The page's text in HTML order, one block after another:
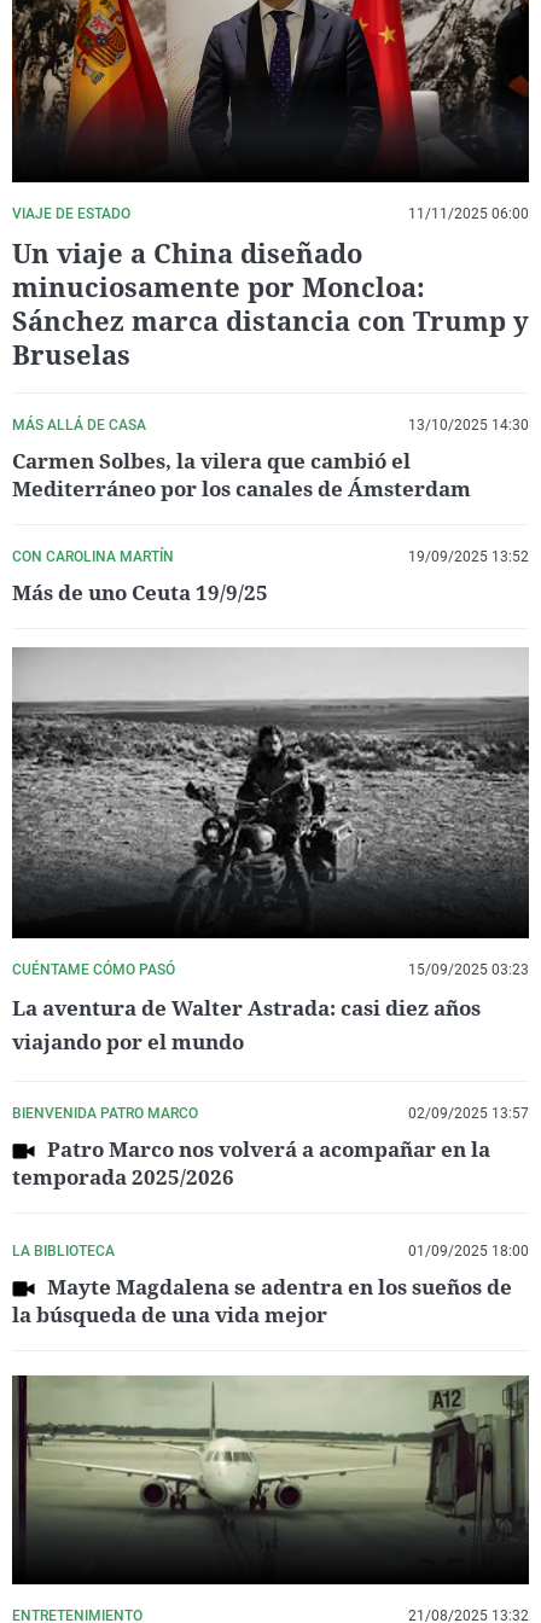
La rosa de los vientos
Gente viajera
Como el perro y el
Caso
Retornados
Equipo de
Operación Viuda
Extremadura
Galicia
La Rioja
País Vasco
Virales
Televisión
Elecciones
VIAJE DE ESTADO 11/11/2025 06:00
Un viaje a China diseñado
minuciosamente por Moncloa:
Sánchez marca distancia con Trump y
Bruselas
MÁS ALLÁ DE CASA 13/10/2025 14:30
Carmen Solbes, la vilera que cambió el
Mediterráneo por los canales de Ámsterdam
CON CAROLINA MARTÍN 19/09/2025 13:52
Más de uno Ceuta 19/9/25
CUÉNTAME CÓMO PASÓ 15/09/2025 03:23
La aventura de Walter Astrada: casi diez años
viajando por el mundo
BIENVENIDA PATRO MARCO 02/09/2025 13:57
Patro Marco nos volverá a acompañar en la
temporada 2025/2026
LA BIBLIOTECA 01/09/2025 18:00
Mayte Magdalena se adentra en los sueños de
la búsqueda de una vida mejor
ENTRETENIMIENTO 21/08/2025 13:32